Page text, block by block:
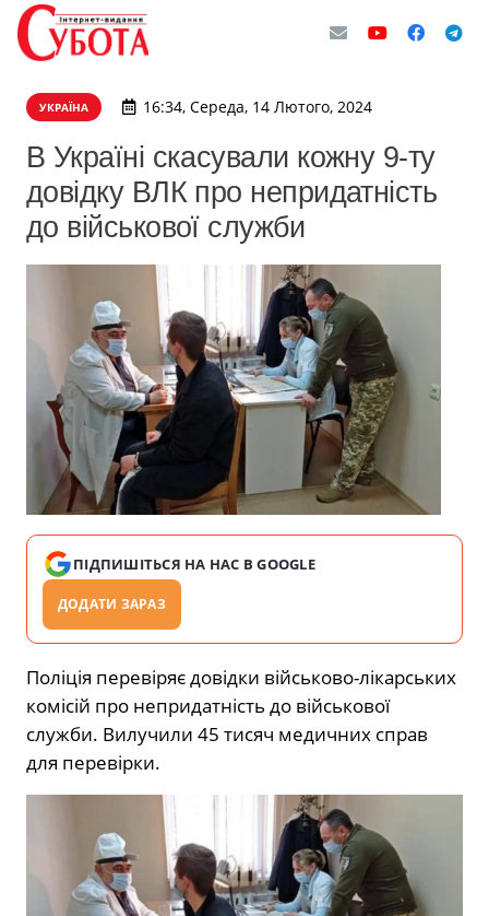
УКРАЇНА 16:34, Середа, 14 Лютого, 2024
В Україні скасували кожну 9-ту
довідку ВЛК про непридатність
до військової служби
ПІДПИШІТЬСЯ НА НАС В GOOGLE
ДОДАТИ ЗАРАЗ
Поліція перевіряє довідки військово-лікарських
комісій про непридатність до військової
служби. Вилучили 45 тисяч медичних справ
для перевірки.